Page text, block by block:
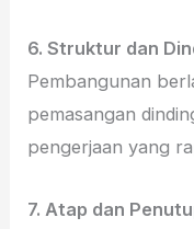
6. Struktur dan
Pembangunan
pemasangan
pengerjaan yang
7. Atap dan